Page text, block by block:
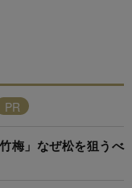
梅」なぜ松を狙うべ